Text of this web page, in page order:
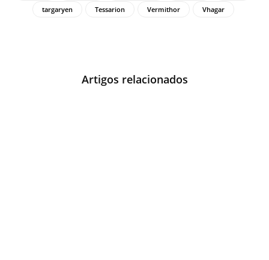
targaryen
Tessarion Vermithor Vhagar
Artigos relacionados